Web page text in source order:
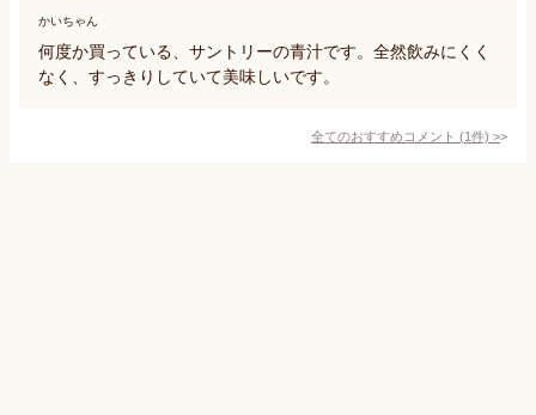
かいちゃん
何度か買っている、サントリーの青汁です。全然飲みにくく
なく、すっきりしていて美味しいです。
全てのおすすめコメント (1件) >